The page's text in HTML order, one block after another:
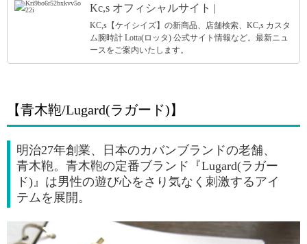
Kc,s オフィシャルサイト |
KC,s【ケイシイズ】の新商品、店舗検索、KC,s カスタ
ム腕時計 Lotta(ロッタ) 公式サイト情報など。最新ニュ
ースをご案内いたします。
【青木鞄/Lugard(ラガード)】
明治27年創業、日本のカバンブランドの老舗、
青木鞄。青木鞄の定番ブランド『Lugard(ラガー
ド)』は男性の遊び心をさり気なく刺激するアイ
テムを展開。